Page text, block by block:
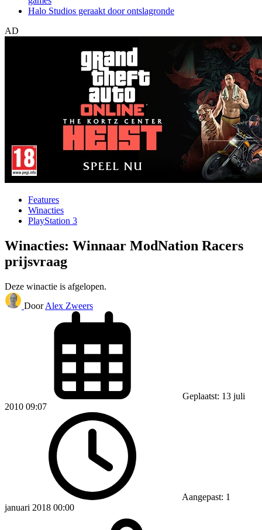
Halo Studios geraakt door ontslagronde
AD
Features
Winacties
PlayStation 3
Winacties: Winnaar ModNation Racers
prijsvraag
Deze winactie is afgelopen.
Door Alex Zweers
Geplaatst: 13 juli
2010 09:07
Aangepast: 1
januari 2018 00:00